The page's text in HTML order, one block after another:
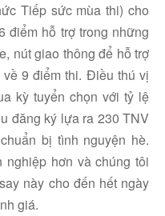
Tiếp sức mùa thi) cho
điểm hỗ trợ trong những
nút giao thông để hỗ trợ
9 điểm thi. Điều thú vị
kỳ tuyển chọn với tỷ lệ
đăng ký lựa ra 230 TNV
bị tình nguyện hè.
nghiệp hơn và chúng tôi
này cho đến hết ngày
giá.